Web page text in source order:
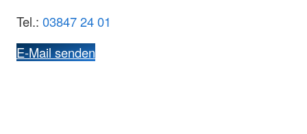
Tel.: 03847 24 01
E-Mail senden